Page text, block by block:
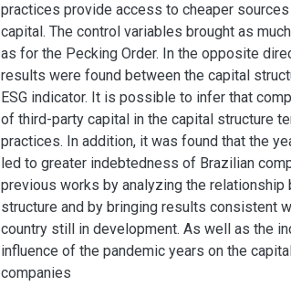
practices provide access to cheaper
capital. The control variables brought as
as for the Pecking Order. In the opposite
results were found between the capital
ESG indicator. It is possible to infer that
of third-party capital in the capital structure
practices. In addition, it was found that the
led to greater indebtedness of Brazilian
previous works by analyzing the relationship
structure and by bringing results consistent
country still in development. As well as the
influence of the pandemic years on the
companies